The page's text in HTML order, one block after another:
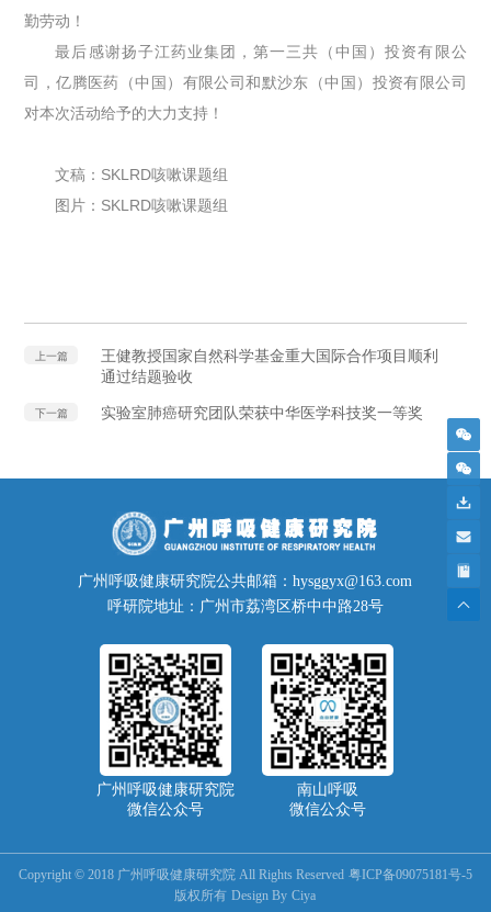
勤劳动！
最后感谢扬子江药业集团，第一三共（中国）投资有限公
司，亿腾医药（中国）有限公司和默沙东（中国）投资有限公司
对本次活动给予的大力支持！
文稿：SKLRD咳嗽课题组
图片：SKLRD咳嗽课题组
上一篇
王健教授国家自然科学基金重大国际合作项目顺利
通过结题验收
下一篇 实验室肺癌研究团队荣获中华医学科技奖一等奖
广州呼吸健康研究院公共邮箱：hysggyx@163.com
呼研院地址：广州市荔湾区桥中中路28号
广州呼吸健康研究院
微信公众号
南山呼吸
微信公众号
Copyright © 2018 广州呼吸健康研究院 All Rights Reserved 粤ICP备09075181号-5
版权所有 Design By Ciya